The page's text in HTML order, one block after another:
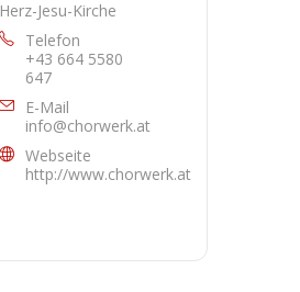
Herz-Jesu-Kirche
Telefon
+43 664 5580
647
E-Mail
info@chorwerk.at
Webseite
http://www.chorwerk.at